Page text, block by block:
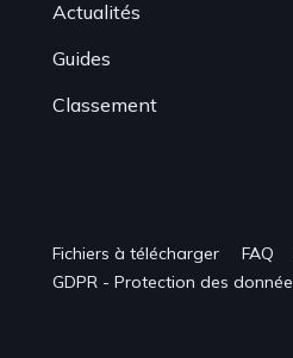
Actualités
Guides
Classement
Fichiers à télécharger FAQ
GDPR - Protection des